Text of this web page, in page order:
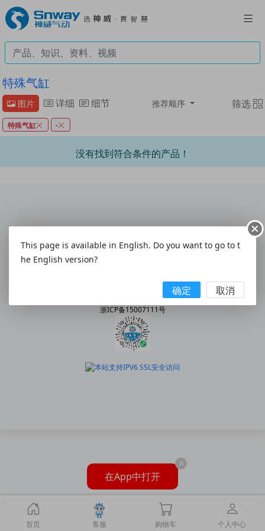
特殊气缸
图片 详细 细节 推荐顺序 筛选
特殊气缸 -
没有找到符合条件的产品！
关于我们 | 配送方式 | 付款方式 | 购物帮助 | 售后服务
热线:4008-292-877 | 电话:0577-61786628
© 2010 - 2026 snway.cn All Rights Reserved.
乐清市神威气动有限公司
浙ICP备15007111号
首页 客服 购物车 个人中心
在App中打开
×
This page is available in English. Do you want to go to t
he English version?
确定 取消